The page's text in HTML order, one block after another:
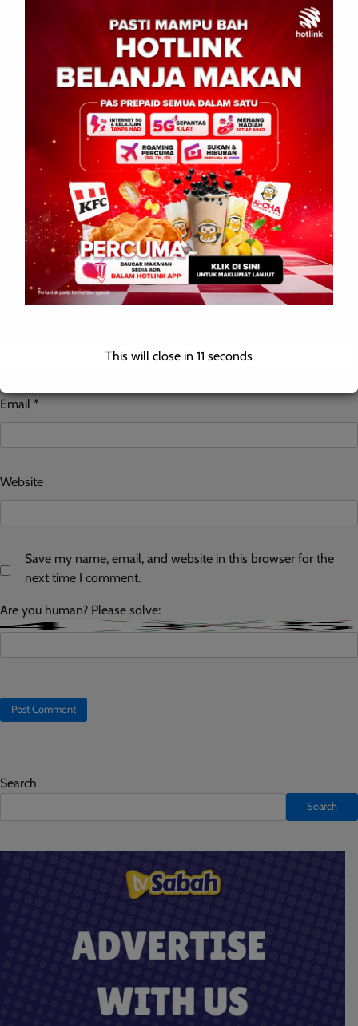
Your email address will not be published. Required fields are
Email *
Website
Save my name, email, and website in this browser for the
next time I comment.
Are you human? Please solve:
Search
Search
This will close in 10 seconds